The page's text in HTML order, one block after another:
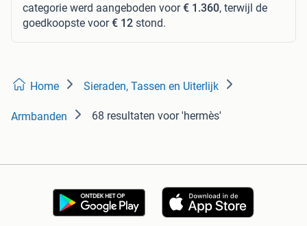
categorie werd aangeboden voor€ 1.360, terwijl de
goedkoopste voor€ 12 stond.
Home Sieraden, Tassen en Uiterlijk
Armbanden 68 resultaten voor 'hermès'